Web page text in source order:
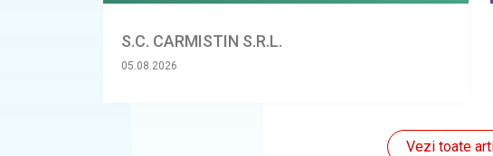
S.C. CARMISTIN S.R.L.
05.08.2026
Vezi toate